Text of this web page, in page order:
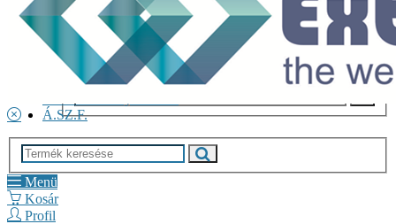
Rólunk
Elérhetőségeink
Vásárlás
Szállítás
Á.SZ.F.
Menü
Kosár
Profil